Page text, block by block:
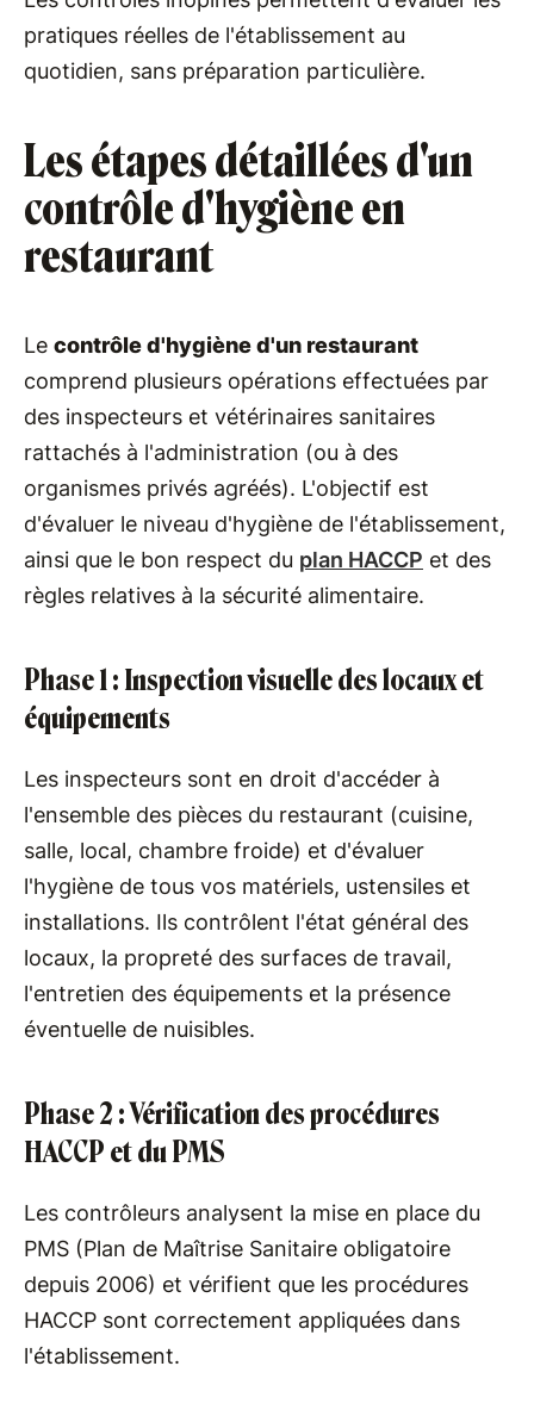
pratiques réelles de l'établissement au
quotidien, sans préparation particulière.
Les étapes détaillées d'un
contrôle d'hygiène en
restaurant
Le contrôle d'hygiène d'un restaurant
comprend plusieurs opérations effectuées par
des inspecteurs et vétérinaires sanitaires
rattachés à l'administration (ou à des
organismes privés agréés). L'objectif est
d'évaluer le niveau d'hygiène de l'établissement,
ainsi que le bon respect du plan HACCP et des
règles relatives à la sécurité alimentaire.
Phase 1 : Inspection visuelle des locaux et
équipements
Les inspecteurs sont en droit d'accéder à
l'ensemble des pièces du restaurant (cuisine,
salle, local, chambre froide) et d'évaluer
l'hygiène de tous vos matériels, ustensiles et
installations. Ils contrôlent l'état général des
locaux, la propreté des surfaces de travail,
l'entretien des équipements et la présence
éventuelle de nuisibles.
Phase 2 : Vérification des procédures
HACCP et du PMS
Les contrôleurs analysent la mise en place du
PMS (Plan de Maîtrise Sanitaire obligatoire
depuis 2006) et vérifient que les procédures
HACCP sont correctement appliquées dans
l'établissement.